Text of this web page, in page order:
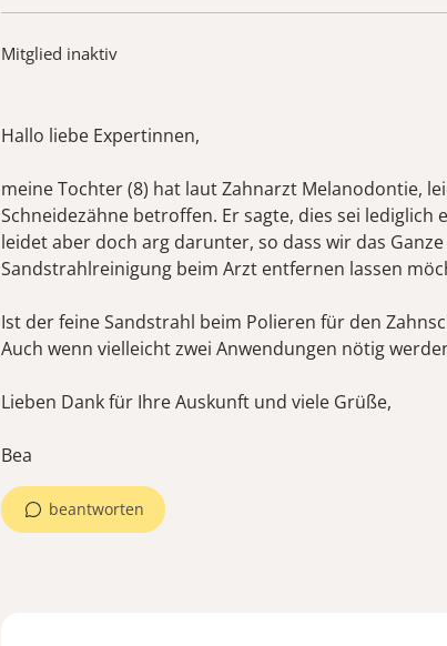
Mitglied inaktiv
Hallo liebe Expertinnen,
meine Tochter (8) hat laut Zahnarzt Melanodontie,
Schneidezähne betroffen. Er sagte, dies sei lediglich
leidet aber doch arg darunter, so dass wir das
Sandstrahlreinigung beim Arzt entfernen lassen
Ist der feine Sandstrahl beim Polieren für den
Auch wenn vielleicht zwei Anwendungen nötig
Lieben Dank für Ihre Auskunft und viele Grüße,
Bea
beantworten